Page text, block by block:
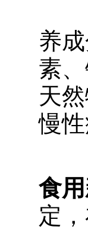
养
素
天
慢性
食
定